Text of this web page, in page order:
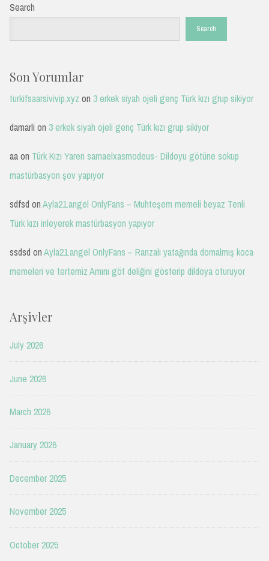
Search
Search
Son Yorumlar
turkifsaarsivivip.xyz on 3 erkek siyah ojeli genç Türk kızı grup sikiyor
damarli on 3 erkek siyah ojeli genç Türk kızı grup sikiyor
aaon Türk Kızı Yaren samaelxasmodeus- Dildoyu götüne sokup
mastürbasyon şov yapıyor
sdfsd onAyla21.angel OnlyFans – Muhteşem memeli beyaz Tenli
Türk kızı inleyerek mastürbasyon yapıyor
ssdsd onAyla21.angel OnlyFans – Ranzalı yatağında domalmış koca
memeleri ve tertemiz Amını göt deliğini gösterip dildoya oturuyor
Arşivler
July 2026
June 2026
March 2026
January 2026
December 2025
November 2025
October 2025